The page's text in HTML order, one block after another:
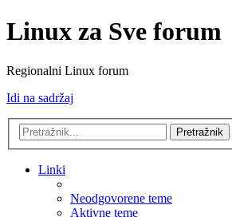
Linux za Sve forum
Regionalni Linux forum
Idi na sadržaj
Pretražnik
Linki
Neodgovorene teme
Aktivne teme